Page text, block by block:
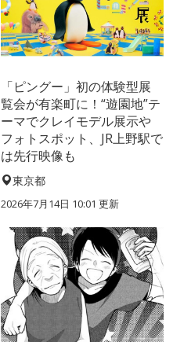
「ピングー」初の体験型展
覧会が有楽町に！“遊園地”テ
ーマでクレイモデル展示や
フォトスポット、JR上野駅で
は先行映像も
東京都
2026年7月14日 10:01 更新